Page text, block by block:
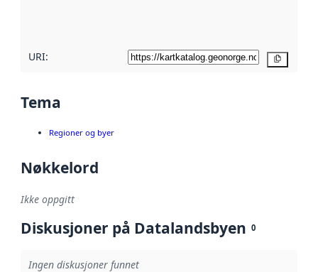
URI:
Tema
Regioner og byer
Nøkkelord
Ikke oppgitt
Diskusjoner på Datalandsbyen 0
Ingen diskusjoner funnet